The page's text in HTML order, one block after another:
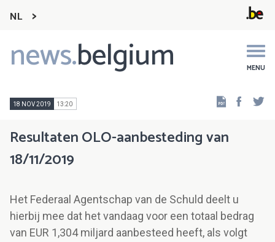
NL
news.belgium MENU
Main
navigation
18 NOV 2019 13:20
Resultaten OLO-aanbesteding van
18/11/2019
Het Federaal Agentschap van de Schuld deelt u
hierbij mee dat het vandaag voor een totaal bedrag
van EUR 1,304 miljard aanbesteed heeft, als volgt